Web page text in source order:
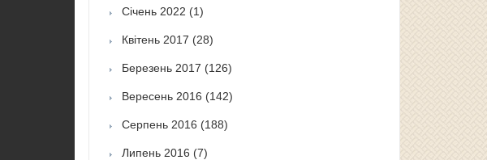
Січень 2022 (1)
Квітень 2017 (28)
Березень 2017 (126)
Вересень 2016 (142)
Серпень 2016 (188)
Липень 2016 (7)